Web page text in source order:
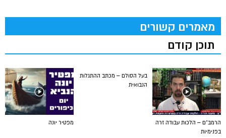
מאמרים קשורים
תוכן קודם
מפטיר יונה
בעל הסולם – מכתב ההתגלות
הנבואית
הרמב”ם – הלכות עבודה זרה
בפנימיות